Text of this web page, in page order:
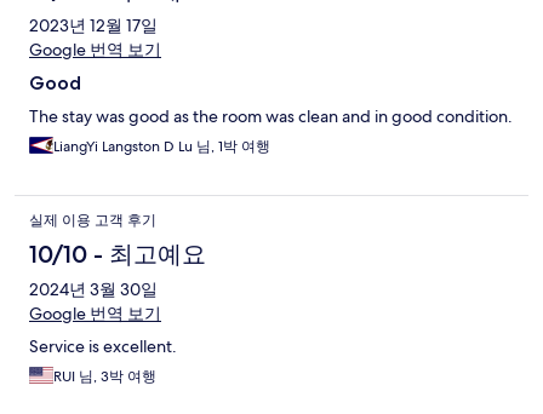
2023년 12월 17일
Google 번역 보기
Good
The stay was good as the room was clean and in good condition.
LiangYi Langston D Lu 님, 1박 여행
실제 이용 고객 후기
10/10 - 최고예요
2024년 3월 30일
Google 번역 보기
Service is excellent.
RUI 님, 3박 여행